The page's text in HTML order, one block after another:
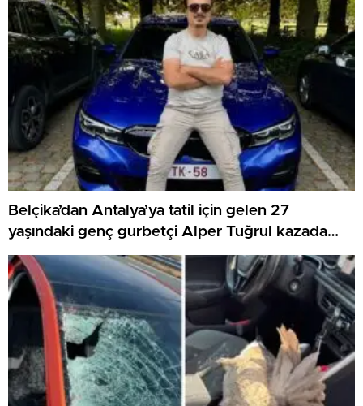
Belçika’dan Antalya’ya tatil için gelen 27
yaşındaki genç gurbetçi Alper Tuğrul kazada
hayatını kaybetti